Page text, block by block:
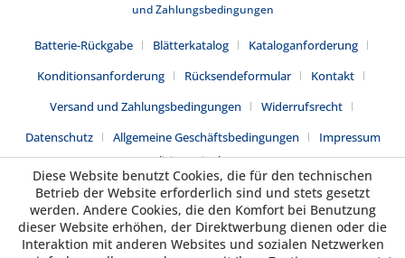
und Zahlungsbedingungen
Batterie-Rückgabe Blätterkatalog
Kataloganforderung
Konditionsanforderung
Rücksendeformular
Kontakt
Versand und Zahlungsbedingungen
Widerrufsrecht
Datenschutz
Allgemeine Geschäftsbedingungen
Impressum
Realisiert mit Shopware
Diese Website benutzt Cookies, die für den technischen
Betrieb der Website erforderlich sind und stets gesetzt
werden. Andere Cookies, die den Komfort bei Benutzung
dieser Website erhöhen, der Direktwerbung dienen oder die
Interaktion mit anderen Websites und sozialen Netzwerken